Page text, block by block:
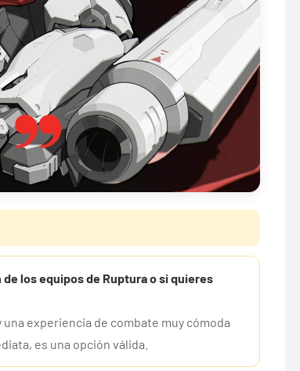
los equipos de Ruptura o si quieres
experiencia de combate muy cómoda
es una opción válida.